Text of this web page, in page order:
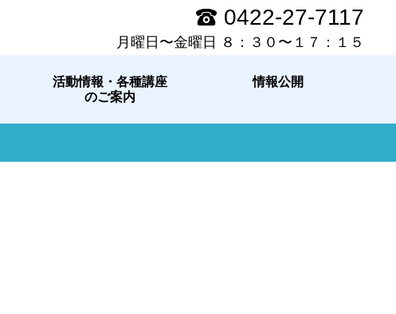
0422-27-7117
月曜日〜金曜日 ８：３０〜１７：１５
活動情報・各種講座
のご案内
情報公開